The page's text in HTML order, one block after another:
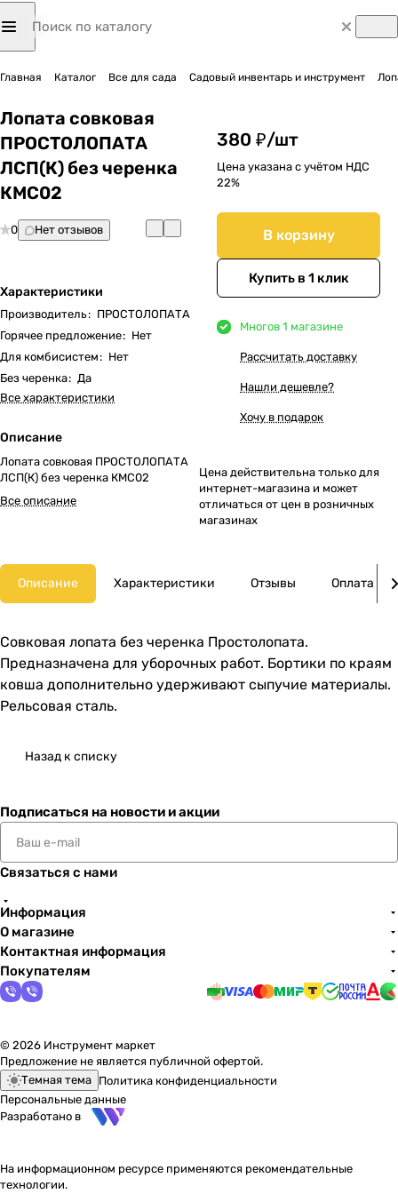
Главная Каталог Все для сада Садовый инвентарь и инструмент
Лопата совковая
ПРОСТОЛОПАТА
ЛСП(К) без черенка
КМС02
0 Нет отзывов
Характеристики
Производитель: ПРОСТОЛОПАТА
Горячее предложение: Нет
Для комбисистем: Нет
Без черенка: Да
Все характеристики
Описание
Лопата совковая ПРОСТОЛОПАТА
ЛСП(К) без черенка КМС02
Все описание
380 ₽/шт
Цена указана с учётом НДС
22%
В корзину
Купить в 1 клик
Многов 1 магазине
Рассчитать доставку
Нашли дешевле?
Хочу в подарок
Цена действительна только для
интернет-магазина и может
отличаться от цен в розничных
магазинах
Описание Характеристики Отзывы Оплата
Совковая лопата без черенка Простолопата.
Предназначена для уборочных работ. Бортики по краям
ковша дополнительно удерживают сыпучие материалы.
Рельсовая сталь.
Назад к списку
Подписаться на новости и акции
Связаться с нами
Информация
О магазине
Контактная информация
Покупателям
© 2026 Инструмент маркет
Предложение не является публичной офертой.
Темная тема Политика конфиденциальности
Персональные данные
Разработано в
На информационном ресурсе применяются рекомендательные
технологии.